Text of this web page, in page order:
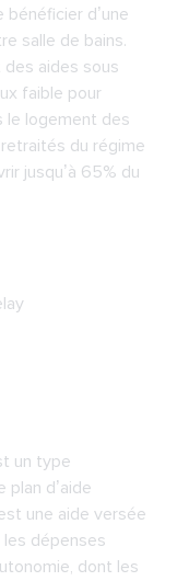
d’une
salle de bains.
aides sous
faible pour
le logement des
du régime
jusqu’à 65% du
un type
plan d’aide
une aide versée
les dépenses
dont les